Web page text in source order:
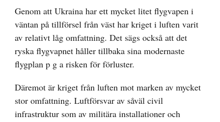
Genom att Ukraina har ett mycket litet flygvapen i
väntan på tillförsel från väst har kriget i luften varit
av relativt låg omfattning. Det sägs också att det
ryska flygvapnet håller tillbaka sina modernaste
flygplan p g a risken för förluster.
Däremot är kriget från luften mot marken av mycket
stor omfattning. Luftförsvar av såväl civil
infrastruktur som av militära installationer och